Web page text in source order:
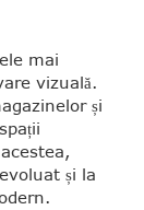
mai
vizuală.
și
și la